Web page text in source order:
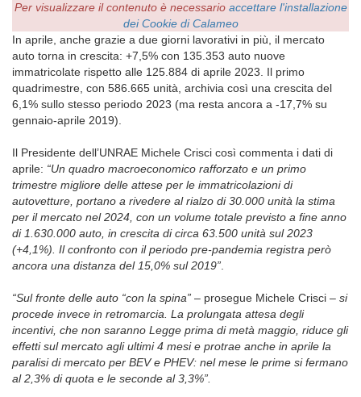
Per visualizzare il contenuto è necessario accettare l'installazione
dei Cookie di Calameo
In aprile, anche grazie a due giorni lavorativi in più, il mercato
auto torna in crescita: +7,5% con 135.353 auto nuove
immatricolate rispetto alle 125.884 di aprile 2023. Il primo
quadrimestre, con 586.665 unità, archivia così una crescita del
6,1% sullo stesso periodo 2023 (ma resta ancora a -17,7% su
gennaio-aprile 2019).
Il Presidente dell’UNRAE Michele Crisci così commenta i dati di
aprile: “Un quadro macroeconomico rafforzato e un primo
trimestre migliore delle attese per le immatricolazioni di
autovetture, portano a rivedere al rialzo di 30.000 unità la stima
per il mercato nel 2024, con un volume totale previsto a fine anno
di 1.630.000 auto, in crescita di circa 63.500 unità sul 2023
(+4,1%). Il confronto con il periodo pre-pandemia registra però
ancora una distanza del 15,0% sul 2019”
“Sul fronte delle auto “con la spina” – prosegue Michele Crisci – si
procede invece in retromarcia. La prolungata attesa degli
incentivi, che non saranno Legge prima di metà maggio, riduce gli
effetti sul mercato agli ultimi 4 mesi e protrae anche in aprile la
paralisi di mercato per BEV e PHEV: nel mese le prime si fermano
al 2,3% di quota e le seconde al 3,3%”.